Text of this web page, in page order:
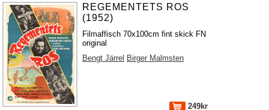
REGEMENTETS ROS
(1952)
Filmaffisch 70x100cm fint skick FN
original
Bengt Järrel Birger Malmsten
249kr